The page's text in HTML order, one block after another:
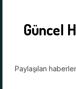
Güncel
Paylaşılan